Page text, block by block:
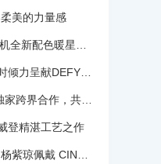
美的力量感
，再度引领时尚潮流！
列镂空天际腕表白色陶瓷款
，共庆品牌百年华诞
登精湛工艺之作
艺术珠宝亮相颁奖典礼